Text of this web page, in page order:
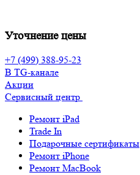
Уточнение цены
+7 (499) 388-95-23
В TG-канале
Акции
Сервисный центр
Ремонт iPad
Trade In
Подарочные сертификаты
Ремонт iPhone
Ремонт MacBook